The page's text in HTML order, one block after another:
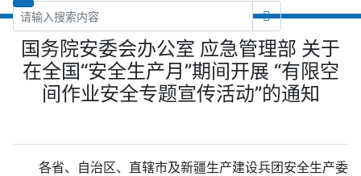
国务院安委会办公室 应急管理部 关于
在全国“安全生产月”期间开展 “有限空
间作业安全专题宣传活动”的通知
各省、自治区、直辖市及新疆生产建设兵团安全生产委